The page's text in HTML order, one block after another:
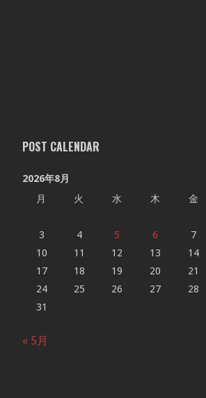
POST CALENDAR
2026年8月
月
火 水 木 金
3
4 5 6 7
10
11 12 13 14
17
18 19 20 21
24
25 26 27 28
31
« 5月